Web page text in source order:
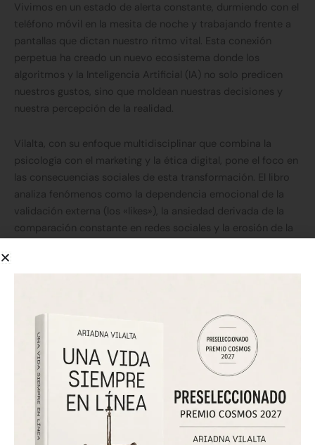
Vivimos en un estado de alerta constante, durmiendo con el
teléfono móvil en la mesita de noche y trabajando frente a
pantallas que dictan nuestro ritmo vital. Esta conexión
perpetua ha creado un nuevo ecosistema donde los
algoritmos y la Inteligencia Artificial (IA) no solo predicen
nuestros gustos, sino que moldean nuestras decisiones y
nuestra percepción de la realidad.
Vilalta, con su enfoque multidisciplinar que combina la
psicología con el marketing y la ética digital, pone el foco en
las consecuencias sociales de esta transformación. El libro
analiza fenómenos como la dependencia emocional de la
validación externa (los «likes»), la ansiedad derivada de la
comparación constante en redes sociales y la erosión de la
nuestra capacidad de introspección cuando el silencio es
reemplazado por notificaciones? ¿Cómo se redefine la
empatía en un mundo mediado por interfaces frías? La
autora sugiere que estamos viviendo un experimento social
a gran escala cuyas consecuencias psicológicas apenas
empezamos a comprender.